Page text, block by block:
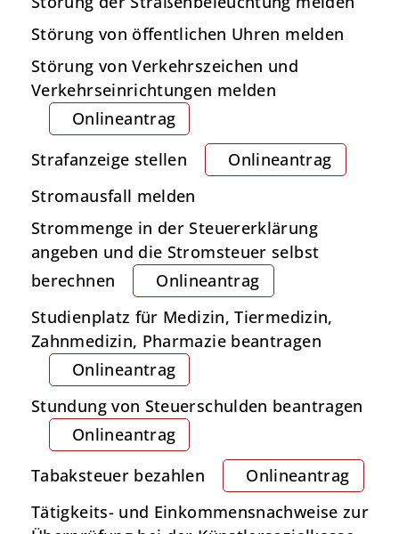
Störung von öffentlichen Uhren melden
Störung von Verkehrszeichen und
Verkehrseinrichtungen melden
Onlineantrag
Strafanzeige stellen
Onlineantrag
Stromausfall melden
Strommenge in der Steuererklärung
angeben und die Stromsteuer selbst
berechnen
Onlineantrag
Studienplatz für Medizin, Tiermedizin,
Zahnmedizin, Pharmazie beantragen
Onlineantrag
Stundung von Steuerschulden beantragen
Onlineantrag
Tabaksteuer bezahlen
Onlineantrag
Tätigkeits- und Einkommensnachweise zur